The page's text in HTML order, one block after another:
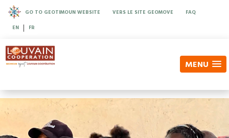
GO TO GEOTIMOUN WEBSITE VERS LE SITE GEOMOVE
FAQ
EN | FR
MENU